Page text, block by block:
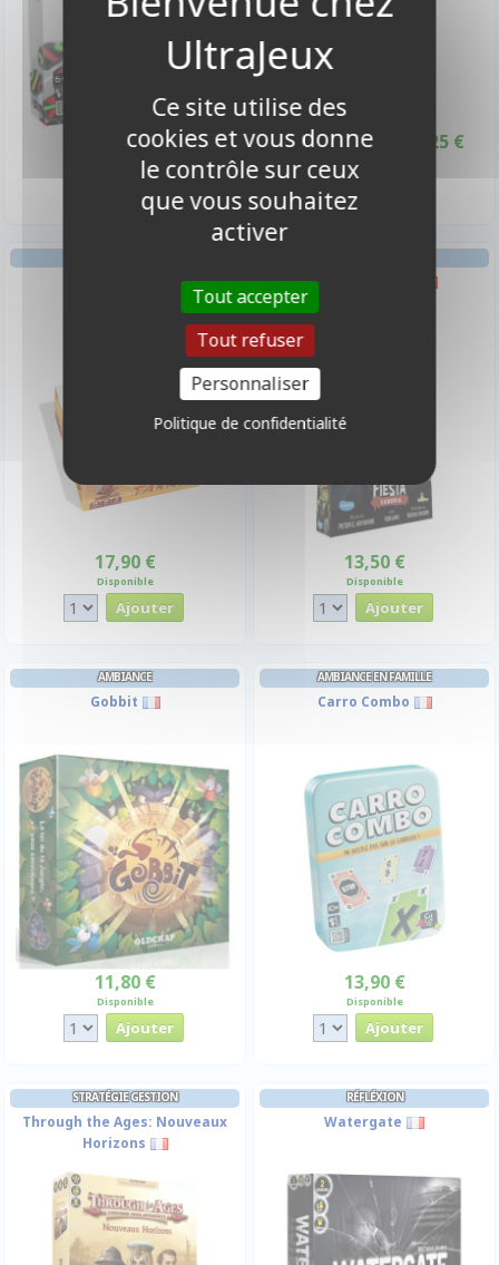
24,90 €
Disponible
Promo -10% 22,50 € 20,25 €
17,90 €
Disponible
Dracula Fiesta
13,50 €
Disponible
AMBIANCE
Gobbit
11,80 €
Disponible
AMBIANCE EN FAMILLE
Carro Combo
13,90 €
Disponible
STRATÉGIE GESTION
Through the Ages: Nouveaux
Horizons
RÉFLÉXION
Watergate
Ce site utilise des
cookies et vous donne
le contrôle sur ceux
que vous souhaitez
activer
Tout accepter
Tout refuser
Personnaliser
Politique de confidentialité